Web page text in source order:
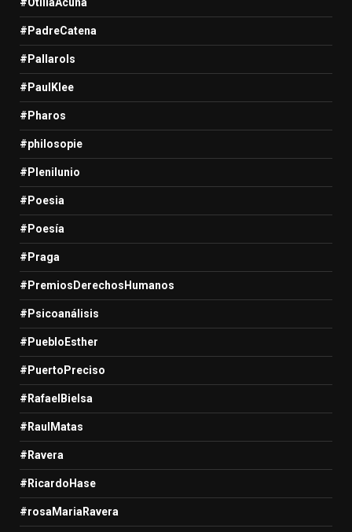
#PadreCatena
#Pallarols
#PaulKlee
#Pharos
#philosopie
#Plenilunio
#Poesia
#Poesía
#Praga
#PremiosDerechosHumanos
#Psicoanálisis
#PuebloEsther
#PuertoPreciso
#RafaelBielsa
#RaulMatas
#Ravera
#RicardoHase
#rosaMariaRavera